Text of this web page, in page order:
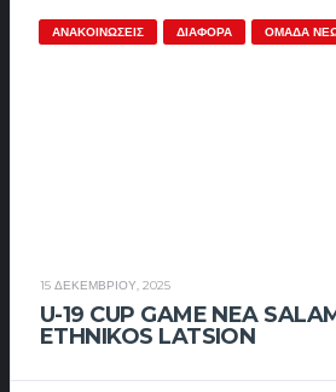
ΑΝΑΚΟΙΝΏΣΕΙΣ ΔΙΆΦΟΡΑ ΟΜΆΔΑ
15 ΔΕΚΕΜΒΡΊΟΥ, 2025
U-19 CUP GAME NEA
ETHNIKOS LATSION